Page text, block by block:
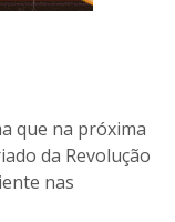
que na próxima
da Revolução
nas